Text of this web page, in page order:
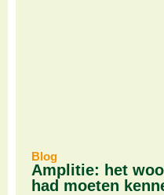
Blog
Amplitie: het
had moeten